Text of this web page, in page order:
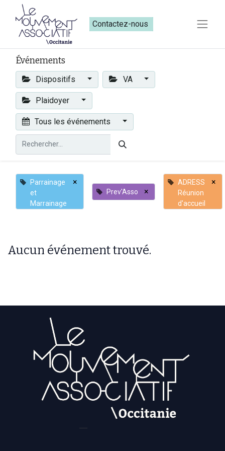
Contactez-nous​​
Événements
Dispositifs VA
Plaidoyer
Tous les événements
Parrainage
et
Marrainage
×
Prev'Asso ×
ADRESS
Réunion
d'accueil
×
Aucun événement trouvé.